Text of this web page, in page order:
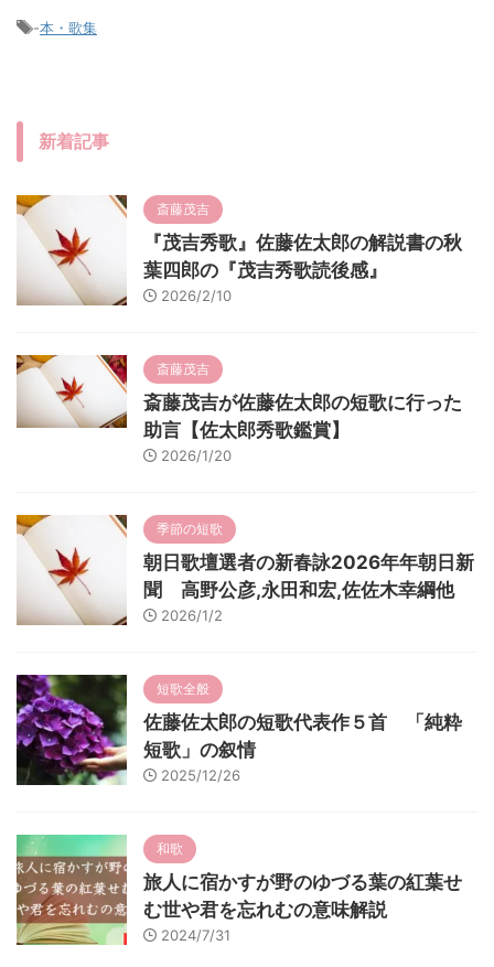
-本・歌集
新着記事
斎藤茂吉
『茂吉秀歌』佐藤佐太郎の解説書の秋
葉四郎の『茂吉秀歌読後感』
2026/2/10
斎藤茂吉
斎藤茂吉が佐藤佐太郎の短歌に行った
助言【佐太郎秀歌鑑賞】
2026/1/20
季節の短歌
朝日歌壇選者の新春詠2026年年朝日新
聞 高野公彦,永田和宏,佐佐木幸綱他
2026/1/2
短歌全般
佐藤佐太郎の短歌代表作５首 「純粋
短歌」の叙情
2025/12/26
和歌
旅人に宿かすが野のゆづる葉の紅葉せ
む世や君を忘れむの意味解説
2024/7/31